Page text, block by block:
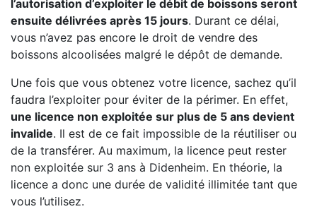
l’autorisation d’exploiter le débit de boissons seront
ensuite délivrées après 15 jours. Durant ce délai,
vous n’avez pas encore le droit de vendre des
boissons alcoolisées malgré le dépôt de demande.
Une fois que vous obtenez votre licence, sachez qu’il
faudra l’exploiter pour éviter de la périmer. En effet,
une licence non exploitée sur plus de 5 ans devient
invalide. Il est de ce fait impossible de la réutiliser ou
de la transférer. Au maximum, la licence peut rester
non exploitée sur 3 ans à Didenheim. En théorie, la
licence a donc une durée de validité illimitée tant que
vous l’utilisez.